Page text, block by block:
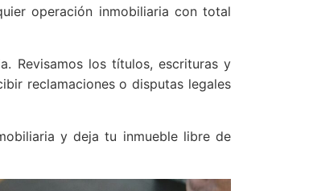
operación inmobiliaria con total
Revisamos los títulos, escrituras y
reclamaciones o disputas legales
y deja tu inmueble libre de